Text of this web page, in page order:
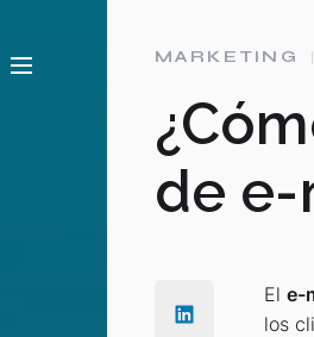
MARKETING
de e-
El e-
los